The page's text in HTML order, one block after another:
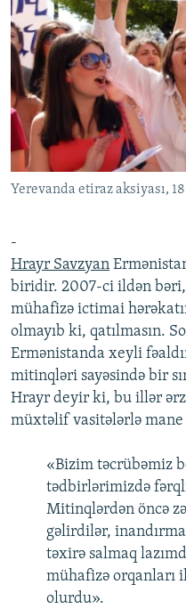
FOTOQALEREYA
İNFOQRAFIKA
KARIKATURA
OXU ZALI
AZƏRBAYCAN ƏDƏBIYYATI
İSLAM VƏ DEMOKRATIYA
İZ - MƏDƏNIYYƏT PROQRAMI
HAQQIMIZDA
MISSIYAMIZ
PEŞƏ ETIKASI VƏ
MATERIALLARIMIZDAN
AZADLIQRADIOSU MOBIL
BIZIMLƏ ƏLAQƏ
BIZI IZLƏ
RFE/RL-in bütün saytları
Yerevanda etiraz aksiyası,
-
Hrayr Savzyan
biridir. 2007-ci ildən
mühafizə ictimai
olmayıb ki, qatılmasın.
Ermənistanda xeyli
mitinqləri sayəsində bir
Hrayr deyir ki, bu illər
müxtəlif vasitələrlə
«Bizim təcrübəmiz
tədbirlərimizdə
Mitinqlərdən öncə
gəlirdilər,
təxirə salmaq
mühafizə orqanları
olurdu».